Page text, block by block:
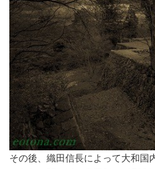
その後、織田信長によって大和国